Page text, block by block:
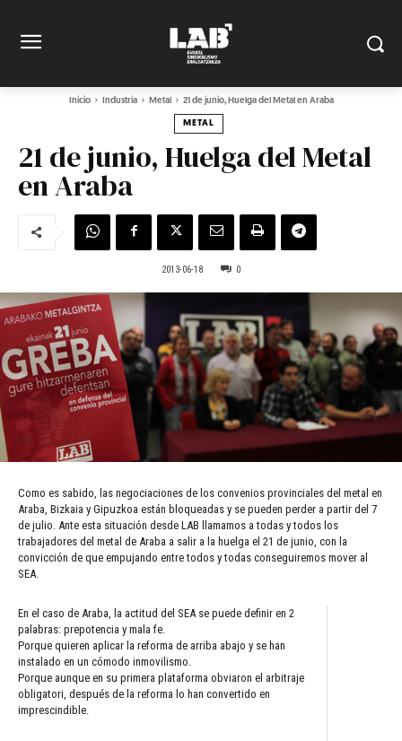
Inicio Industria Metal 21 de junio, Huelga del Metal en Araba
METAL
21 de junio, Huelga del Metal
en Araba
2013-06-18 0
Como es sabido, las negociaciones de los convenios provinciales del metal en
Araba, Bizkaia y Gipuzkoa están bloqueadas y se pueden perder a partir del 7
de julio. Ante esta situación desde LAB llamamos a todas y todos los
trabajadores del metal de Araba a salir a la huelga el 21 de junio, con la
convicción de que empujando entre todos y todas conseguiremos mover al
SEA.
En el caso de Araba, la actitud del SEA se puede definir en 2
palabras: prepotencia y mala fe.
Porque quieren aplicar la reforma de arriba abajo y se han
instalado en un cómodo inmovilismo.
Porque aunque en su primera plataforma obviaron el arbitraje
obligatori, después de la reforma lo han convertido en
imprescindible.